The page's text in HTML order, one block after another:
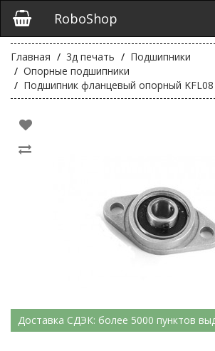
RoboShop
Главная 3д печать
Подшипники
Опорные подшипники
Подшипник фланцевый опорный
Доставка СДЭК: более 5000 пунктов